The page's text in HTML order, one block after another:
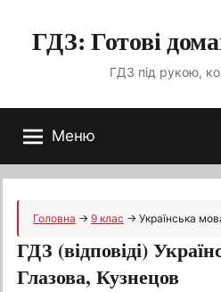
ГДЗ: Готові
ГДЗ під рукою,
Меню
Головна →9 клас →Українська
ГДЗ (відповіді)
Глазова, Кузнецов